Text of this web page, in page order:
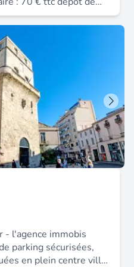
- l'agence immobis
parking sécurisées,
en plein centre ville